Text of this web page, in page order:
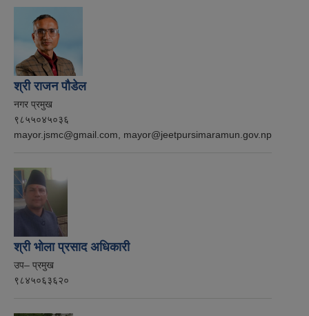
श्री राजन पौडेल
नगर प्रमुख
९८५५०४५०३६
mayor.jsmc@gmail.com, mayor@jeetpursimaramun.gov.np
श्री भोला प्रसाद अधिकारी
उप– प्रमुख
९८४५०६३६२०